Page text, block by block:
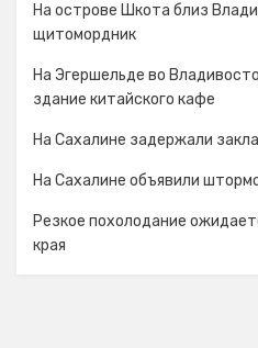
На острове Шкота близ
щитомордник
На Эгершельде во
здание китайского кафе
На Сахалине задержали
На Сахалине объявили
Резкое похолодание
края